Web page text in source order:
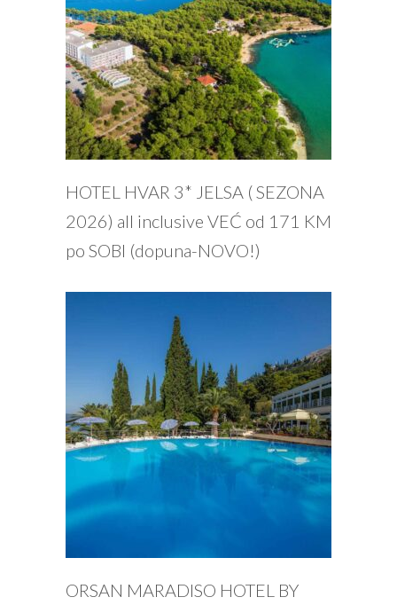
HOTEL HVAR 3* JELSA ( SEZONA
2026) all inclusive VEĆ od 171 KM
po SOBI (dopuna-NOVO!)
ORSAN MARADISO HOTEL BY